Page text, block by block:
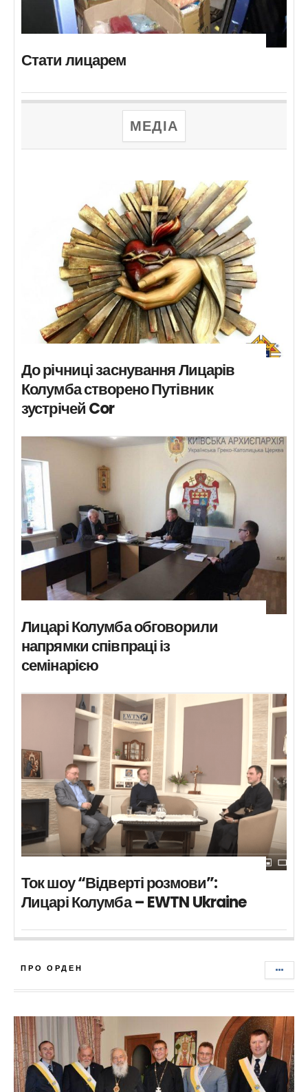
Стати лицарем
МЕДІА
До річниці заснування Лицарів
Колумба створено Путівник
зустрічей Cor
Лицарі Колумба обговорили
напрямки співпраці із
семінарією
Ток шоу “Відверті розмови”:
Лицарі Колумба – EWTN Ukraine
ПРО ОРДЕН